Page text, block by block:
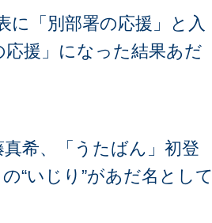
に「別部署の応援」と入
援」になった結果あだ
希、「うたばん」初登
“いじり”があだ名として